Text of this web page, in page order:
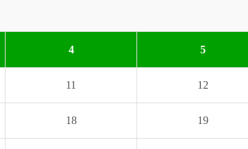
4 5
11 12
18 19